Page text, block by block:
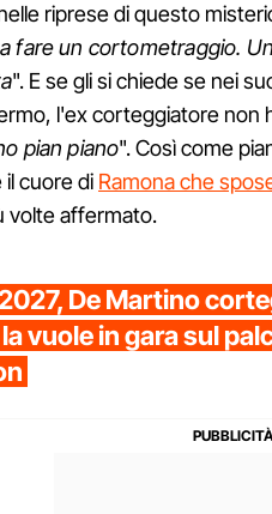
riprese di questo
fare un cortometraggio.
". E se gli si chiede se nei
l'ex corteggiatore non
pian piano". Così come
cuore di Ramona che
volte affermato.
De Martino
vuole in gara sul